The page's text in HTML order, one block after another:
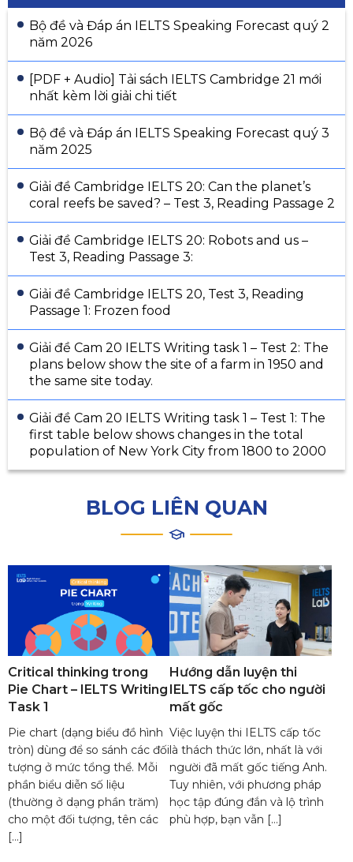
Bộ đề và Đáp án IELTS Speaking Forecast quý 2
năm 2026
[PDF + Audio] Tải sách IELTS Cambridge 21 mới
nhất kèm lời giải chi tiết
Bộ đề và Đáp án IELTS Speaking Forecast quý 3
năm 2025
Giải đề Cambridge IELTS 20: Can the planet’s
coral reefs be saved? – Test 3, Reading Passage 2
Giải đề Cambridge IELTS 20: Robots and us –
Test 3, Reading Passage 3:
Giải đề Cambridge IELTS 20, Test 3, Reading
Passage 1: Frozen food
Giải đề Cam 20 IELTS Writing task 1 – Test 2: The
plans below show the site of a farm in 1950 and
the same site today.
Giải đề Cam 20 IELTS Writing task 1 – Test 1: The
first table below shows changes in the total
population of New York City from 1800 to 2000
BLOG LIÊN QUAN
Critical thinking trong
Pie Chart – IELTS Writing
Task 1
Pie chart (dạng biểu đồ hình
tròn) dùng để so sánh các đối
tượng ở mức tổng thể. Mỗi
phần biểu diễn số liệu
(thường ở dạng phần trăm)
cho một đối tượng, tên các
[…]
Hướng dẫn luyện thi
IELTS cấp tốc cho người
mất gốc
Việc luyện thi IELTS cấp tốc
là thách thức lớn, nhất là với
người đã mất gốc tiếng Anh.
Tuy nhiên, với phương pháp
học tập đúng đắn và lộ trình
phù hợp, bạn vẫn […]